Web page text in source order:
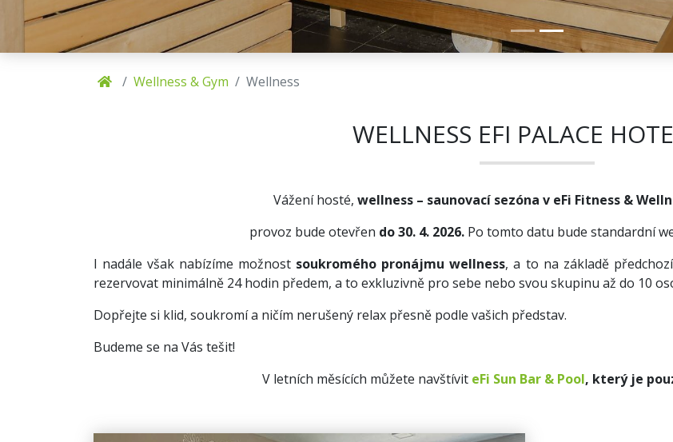
Wellness & Gym Wellness
WELLNESS EFI PALACE
Vážení hosté, wellness – saunovací sezóna v eFi Fitness &
provoz bude otevřen do 30. 4. 2026. Po tomto datu bude standardní
I nadále však nabízíme možnost soukromého pronájmu wellness, a to na základě předchozí
rezervovat minimálně 24 hodin předem, a to exkluzivně pro sebe nebo svou skupinu až do 10
Dopřejte si klid, soukromí a ničím nerušený relax přesně podle vašich představ.
Budeme se na Vás tešit!
V letních měsících můžete navštívit eFi Sun Bar & Pool, který je